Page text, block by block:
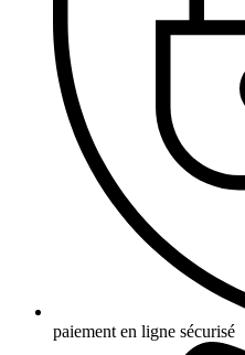
paiement en ligne sécurisé